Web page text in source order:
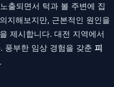
출되면서 턱과 볼 주변에 집
지해보지만, 근본적인 원인을
제시합니다. 대전 지역에서
풍부한 임상 경험을 갖춘 피